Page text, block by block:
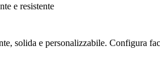
e resistente
solida e personalizzabile. Configura